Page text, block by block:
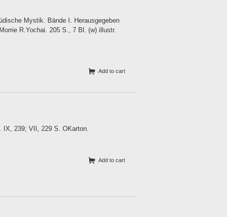
Mystik. Bände I. Herausgegeben
R.Yochai. 205 S., 7 Bl. (w) illustr.
Add to cart
IX, 239; VII, 229 S. OKarton.
Add to cart